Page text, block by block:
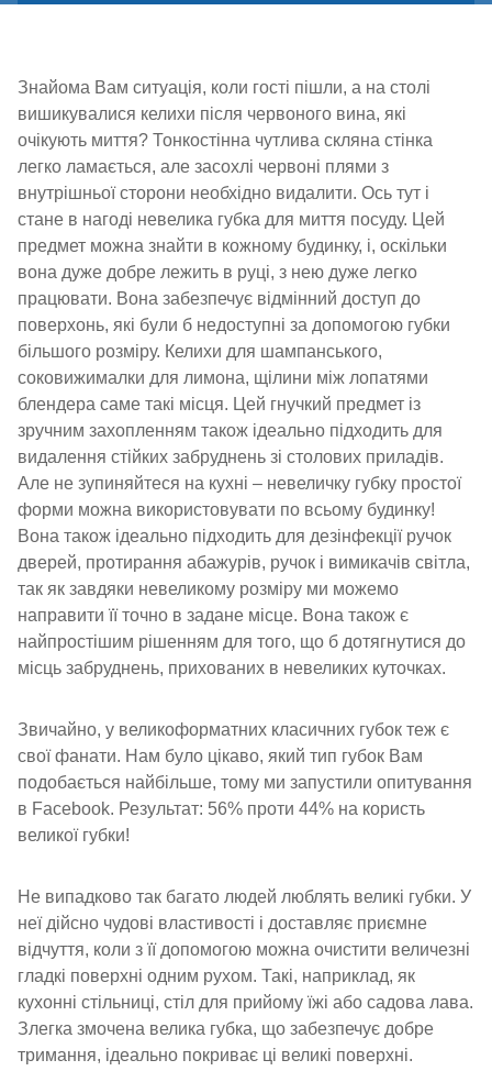
Знайома Вам ситуація, коли гості пішли, а на столі
вишикувалися келихи після червоного вина, які
очікують миття? Тонкостінна чутлива скляна стінка
легко ламається, але засохлі червоні плями з
внутрішньої сторони необхідно видалити. Ось тут і
стане в нагоді невелика губка для миття посуду. Цей
предмет можна знайти в кожному будинку, і, оскільки
вона дуже добре лежить в руці, з нею дуже легко
працювати. Вона забезпечує відмінний доступ до
поверхонь, які були б недоступні за допомогою губки
більшого розміру. Келихи для шампанського,
соковижималки для лимона, щілини між лопатями
блендера саме такі місця. Цей гнучкий предмет із
зручним захопленням також ідеально підходить для
видалення стійких забруднень зі столових приладів.
Але не зупиняйтеся на кухні – невеличку губку простої
форми можна використовувати по всьому будинку!
Вона також ідеально підходить для дезінфекції ручок
дверей, протирання абажурів, ручок і вимикачів світла,
так як завдяки невеликому розміру ми можемо
направити її точно в задане місце. Вона також є
найпростішим рішенням для того, що б дотягнутися до
місць забруднень, прихованих в невеликих куточках.
Звичайно, у великоформатних класичних губок теж є
свої фанати. Нам було цікаво, який тип губок Вам
подобається найбільше, тому ми запустили опитування
в Facebook. Результат: 56% проти 44% на користь
великої губки!
Не випадково так багато людей люблять великі губки. У
неї дійсно чудові властивості і доставляє приємне
відчуття, коли з її допомогою можна очистити величезні
гладкі поверхні одним рухом. Такі, наприклад, як
кухонні стільниці, стіл для прийому їжі або садова лава.
Злегка змочена велика губка, що забезпечує добре
тримання, ідеально покриває ці великі поверхні.